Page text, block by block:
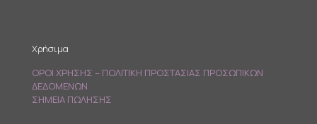
Χρήσιμα
ΟΡΟΙ ΧΡΗΣΗΣ – ΠΟΛΙΤΙΚΗ ΠΡΟΣΤΑΣΙΑΣ ΠΡΟΣΩΠΙΚΩΝ
ΔΕΔΟΜΕΝΩΝ
ΣΗΜΕΙΑ ΠΩΛΗΣΗΣ